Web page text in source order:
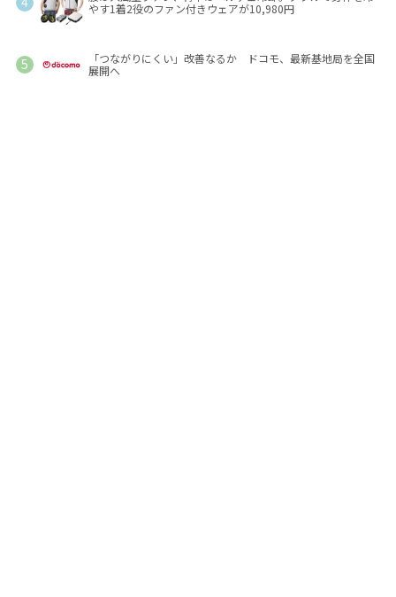
やす1着2役のファン付きウェアが10,980円
「つながりにくい」改善なるか ドコモ、最新基地局を全国
展開へ